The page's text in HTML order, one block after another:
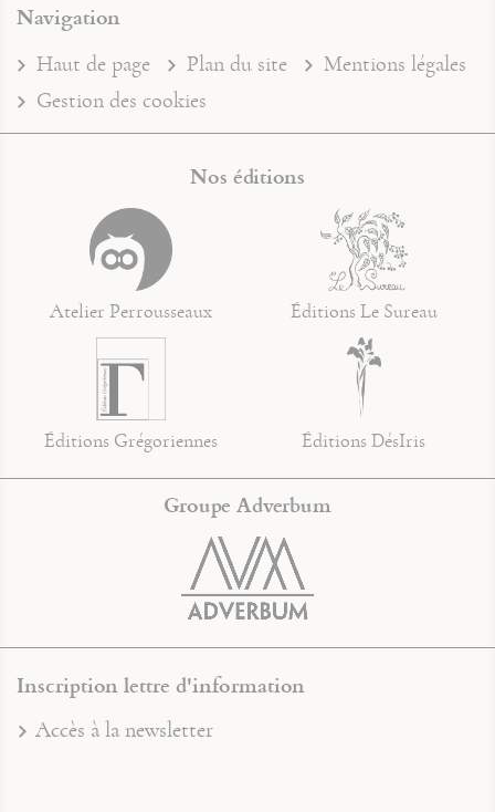
Navigation
Haut de page Plan du site
Mentions légales
Gestion des cookies
Nos éditions
Atelier Perrousseaux Éditions Le Sureau
Éditions Grégoriennes Éditions DésIris
Groupe Adverbum
Inscription lettre d'information
Accès à la newsletter